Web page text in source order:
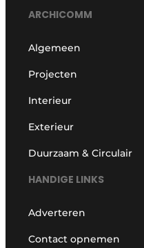
ARCHICOMM
Algemeen
Projecten
Interieur
Exterieur
Duurzaam & Circulair
HANDIGE LINKS
Adverteren
Contact opnemen